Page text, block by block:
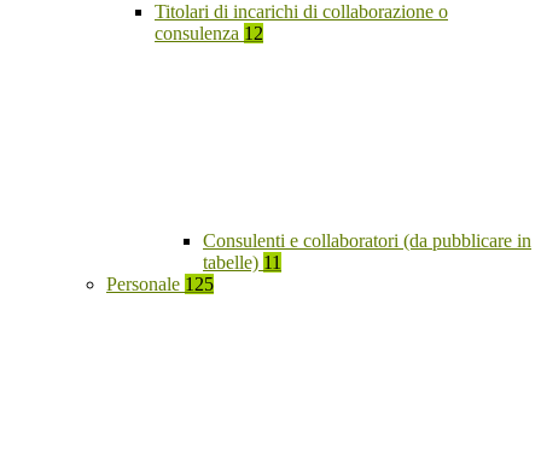
Titolari di incarichi di collaborazione o
consulenza 12
Consulenti e collaboratori (da pubblicare in
tabelle) 11
Personale 125